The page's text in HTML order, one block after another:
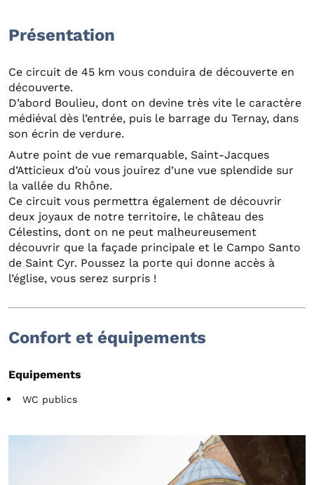
Présentation
Ce circuit de 45 km vous conduira de découverte en
découverte.
D’abord Boulieu, dont on devine très vite le caractère
médiéval dès l’entrée, puis le barrage du Ternay, dans
son écrin de verdure.
Autre point de vue remarquable, Saint-Jacques
d’Atticieux d’où vous jouirez d’une vue splendide sur
la vallée du Rhône.
Ce circuit vous permettra également de découvrir
deux joyaux de notre territoire, le château des
Célestins, dont on ne peut malheureusement
découvrir que la façade principale et le Campo Santo
de Saint Cyr. Poussez la porte qui donne accès à
l’église, vous serez surpris !
Confort et équipements
Equipements
WC publics